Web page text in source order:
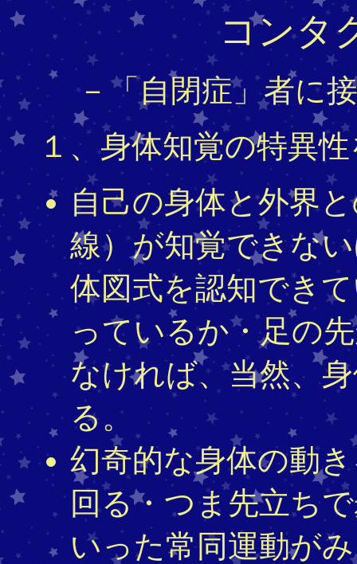
コンタ
－「自閉症」者に
１、身体知覚の特異
自己の身体と外界
線）が知覚できな
体図式を認知でき
っているか・足の
なければ、当然、
る。
幻奇的な身体の動
回る・つま先立ち
いった常同運動が